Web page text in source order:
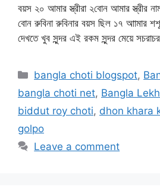
বয়স ২০ আমার স্ত্রীরা ২বোন আমার স্ত্রীর
বোন রুবিনা রুবিনার বয়স ছিল ১৭ আামার
দেখতে খুব সুন্দর এই রকম সুন্দর মেয়ে
Categories
bangla choti blogspot,
bangla choti net, Bangla
biddut roy choti, dhon khara
golpo
Leave a comment